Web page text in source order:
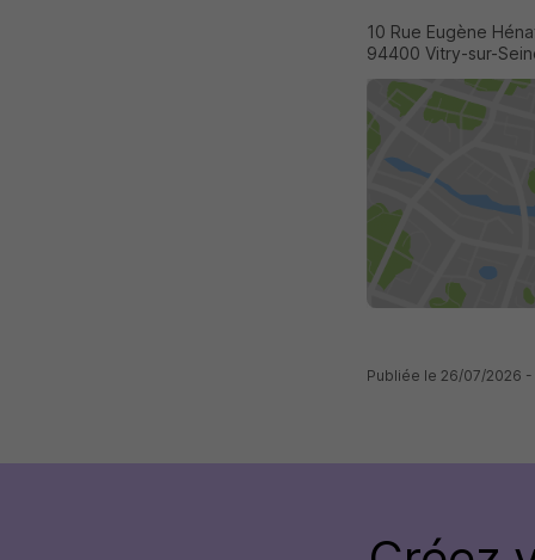
10 Rue Eugène
94400 Vitry-sur-
Publiée le 26/07/2026 -